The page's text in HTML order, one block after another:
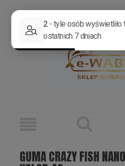
GUMA CRAZY FISH